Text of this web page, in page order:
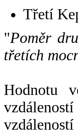
Třetí
"Poměr
třetích
Hodnotu
vzdáleností